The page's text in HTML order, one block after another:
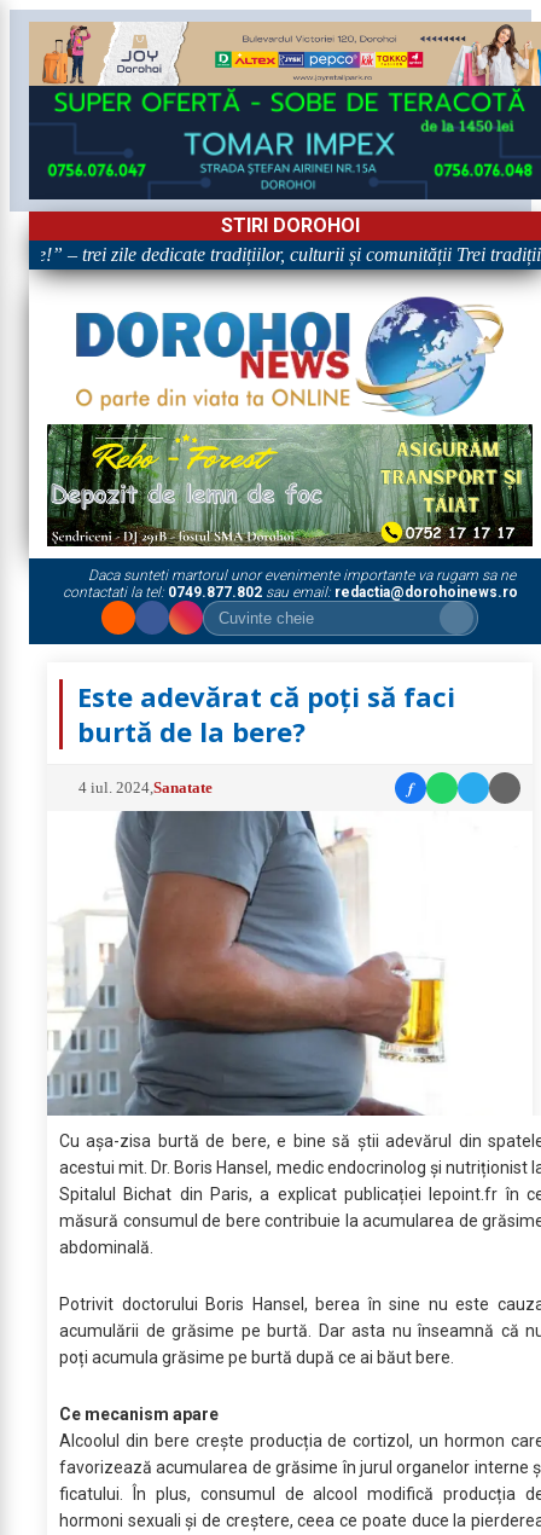
STIRI DOROHOI
– trei zile dedicate tradițiilor, culturii și comunității Trei tradiții.
Daca sunteti martorul unor evenimente importante va rugam sa ne
contactati la tel: 0749.877.802sau email: redactia@dorohoinews.ro
Este adevărat că poți să faci
burtă de la bere?
4 iul. 2024 ,Sanatate f
Cu așa-zisa burtă de bere, e bine să știi adevărul din
acestui mit. Dr. Boris Hansel, medic endocrinolog și nutriționist
Spitalul Bichat din Paris, a explicat publicației lepoint.fr în
măsură consumul de bere contribuie la acumularea de
abdominală.
Potrivit doctorului Boris Hansel, berea în sine nu este
acumulării de grăsime pe burtă. Dar asta nu înseamnă că
poți acumula grăsime pe burtă după ce ai băut bere.
Ce mecanism apare
Alcoolul din bere crește producția de cortizol, un hormon
favorizează acumularea de grăsime în jurul organelor interne
ficatului. În plus, consumul de alcool modifică producția
hormoni sexuali și de creștere, ceea ce poate duce la